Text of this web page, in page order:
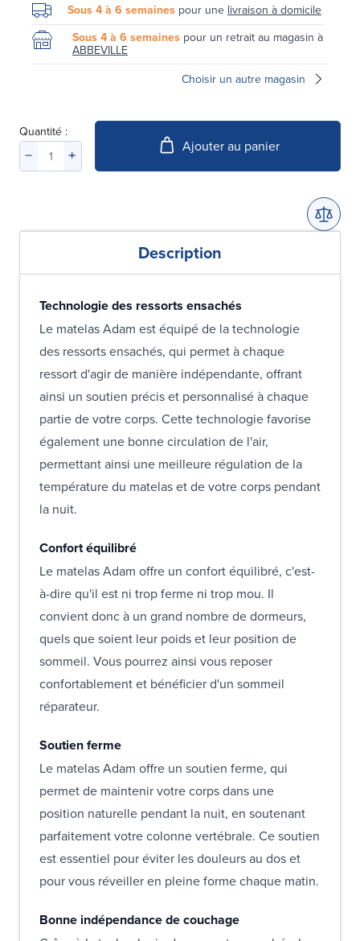
Sous 4 à 6 semaines pour une livraison à domicile
Sous 4 à 6 semaines pour un retrait au magasin à
ABBEVILLE
Choisir un autre magasin
Quantité :
Ajouter au panier
Description
Technologie des ressorts ensachés
Le matelas Adam est équipé de la technologie
des ressorts ensachés, qui permet à chaque
ressort d'agir de manière indépendante, offrant
ainsi un soutien précis et personnalisé à chaque
partie de votre corps. Cette technologie favorise
également une bonne circulation de l'air,
permettant ainsi une meilleure régulation de la
température du matelas et de votre corps pendant
la nuit.
Confort équilibré
Le matelas Adam offre un confort équilibré, c'est-
à-dire qu'il est ni trop ferme ni trop mou. Il
convient donc à un grand nombre de dormeurs,
quels que soient leur poids et leur position de
sommeil. Vous pourrez ainsi vous reposer
confortablement et bénéficier d'un sommeil
réparateur.
Soutien ferme
Le matelas Adam offre un soutien ferme, qui
permet de maintenir votre corps dans une
position naturelle pendant la nuit, en soutenant
parfaitement votre colonne vertébrale. Ce soutien
est essentiel pour éviter les douleurs au dos et
pour vous réveiller en pleine forme chaque matin.
Bonne indépendance de couchage